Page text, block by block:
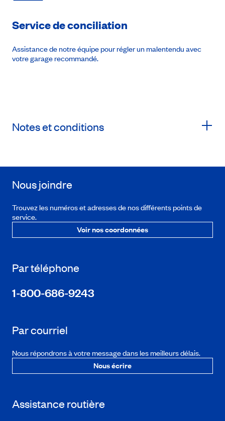
Service de conciliation
Assistance de notre équipe pour régler un malentendu avec
votre garage recommandé.
Notes et conditions
Nous joindre
Trouvez les numéros et adresses de nos différents points de
service.
Voir nos coordonnées
Par téléphone
1-800-686-9243
Par courriel
Nous répondrons à votre message dans les meilleurs délais.
Nous écrire
Assistance routière